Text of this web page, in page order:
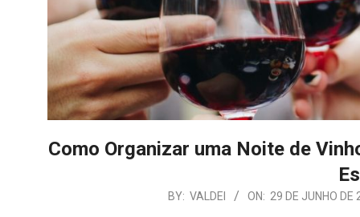
Como Organizar uma Noite de
BY: VALDEI ON: 29 DE JUNHO DE